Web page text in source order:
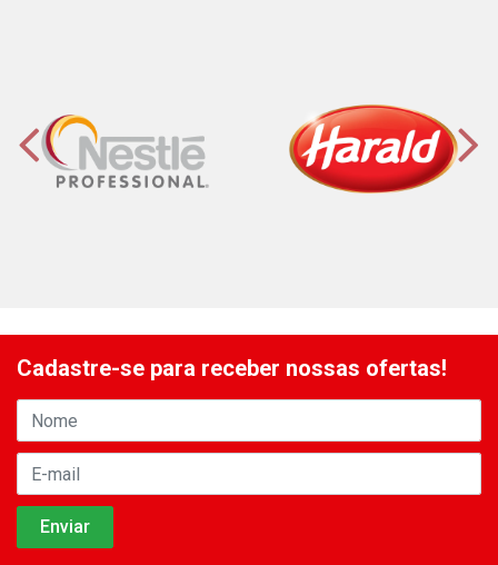
Cadastre-se para receber nossas ofertas!